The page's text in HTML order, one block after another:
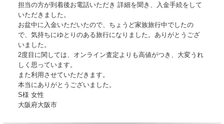
担当の方が到着後お電話いただき 詳細を聞き、入金手続をして
いただきました。
お盆中に入金いただいたので、ちょうど家族旅行中でしたの
で、気持ちにゆとりのある旅行になりました。ありがとうござ
いました。
2度目に関しては、オンライン査定よりも高値がつき、大変うれ
しく思っています。
また利用させていただきます。
本当にありがとうございました。
S様 女性
大阪府大阪市